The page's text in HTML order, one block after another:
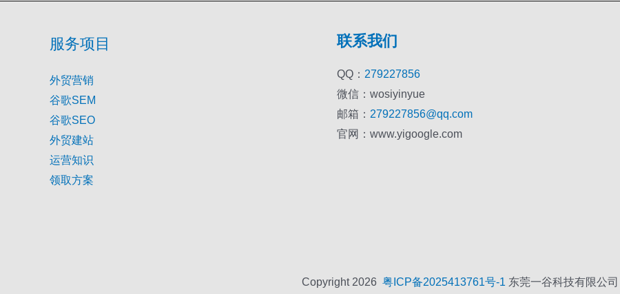
服务项目
外贸营销
谷歌SEM
谷歌SEO
外贸建站
运营知识
领取方案
联系我们
QQ： 279227856
微信：wosiyinyue
邮箱： 279227856@qq.com
官网：www.yigoogle.com
Copyright 2026 粤ICP备2025413761号-1 东莞一谷科技有限公司 |